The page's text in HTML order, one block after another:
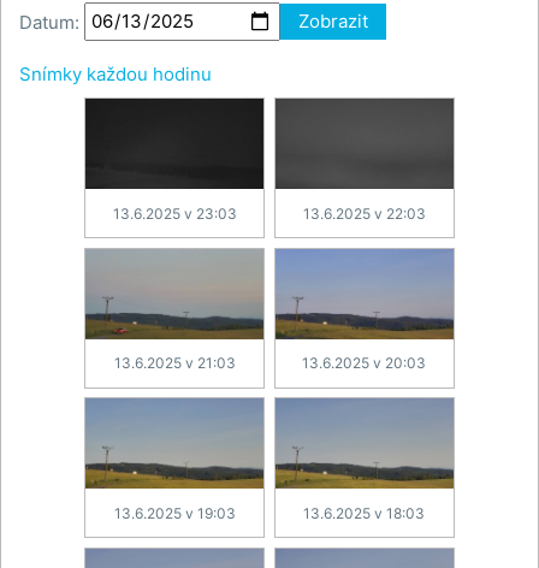
Datum: Zobrazit
Snímky každou hodinu
13.6.2025 v 23:03 13.6.2025 v 22:03
13.6.2025 v 21:03 13.6.2025 v 20:03
13.6.2025 v 19:03 13.6.2025 v 18:03